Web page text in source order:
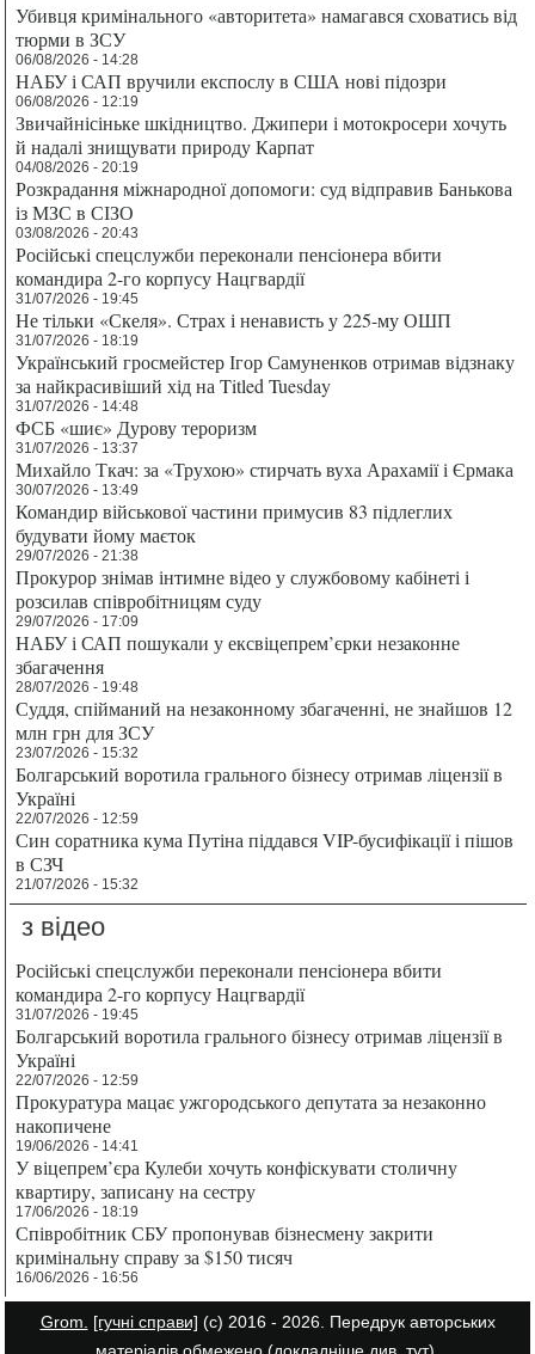
Убивця кримінального «авторитета» намагався сховатись від
тюрми в ЗСУ
06/08/2026 - 14:28
НАБУ і САП вручили експослу в США нові підозри
06/08/2026 - 12:19
Звичайнісіньке шкідництво. Джипери і мотокросери хочуть
й надалі знищувати природу Карпат
04/08/2026 - 20:19
Розкрадання міжнародної допомоги: суд відправив Банькова
із МЗС в СІЗО
03/08/2026 - 20:43
Російські спецслужби переконали пенсіонера вбити
командира 2-го корпусу Нацгвардії
31/07/2026 - 19:45
Не тільки «Скеля». Страх і ненависть у 225-му ОШП
31/07/2026 - 18:19
Український гросмейстер Ігор Самуненков отримав відзнаку
за найкрасивіший хід на Titled Tuesday
31/07/2026 - 14:48
ФСБ «шиє» Дурову тероризм
31/07/2026 - 13:37
Михайло Ткач: за «Трухою» стирчать вуха Арахамії і Єрмака
30/07/2026 - 13:49
Командир військової частини примусив 83 підлеглих
будувати йому маєток
29/07/2026 - 21:38
Прокурор знімав інтимне відео у службовому кабінеті і
розсилав співробітницям суду
29/07/2026 - 17:09
НАБУ і САП пошукали у ексвіцепрем’єрки незаконне
збагачення
28/07/2026 - 19:48
Суддя, спійманий на незаконному збагаченні, не знайшов 12
млн грн для ЗСУ
23/07/2026 - 15:32
Болгарський воротила грального бізнесу отримав ліцензії в
Україні
22/07/2026 - 12:59
Син соратника кума Путіна піддався VIP-бусифікації і пішов
в СЗЧ
21/07/2026 - 15:32
з відео
Російські спецслужби переконали пенсіонера вбити
командира 2-го корпусу Нацгвардії
31/07/2026 - 19:45
Болгарський воротила грального бізнесу отримав ліцензії в
Україні
22/07/2026 - 12:59
Прокуратура мацає ужгородського депутата за незаконно
накопичене
19/06/2026 - 14:41
У віцепрем’єра Кулеби хочуть конфіскувати столичну
квартиру, записану на сестру
17/06/2026 - 18:19
Співробітник СБУ пропонував бізнесмену закрити
кримінальну справу за $150 тисяч
16/06/2026 - 16:56
Grom. [гучні справи] (с) 2016 - 2026. Передрук авторських